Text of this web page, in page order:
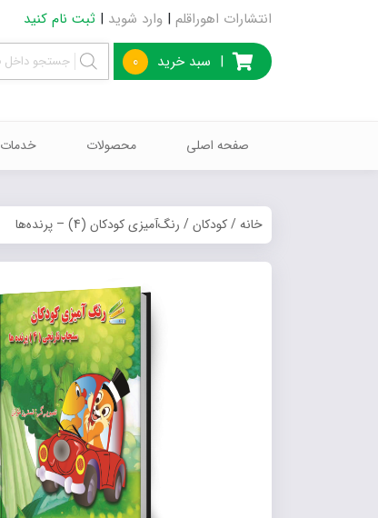
انتشارات اهوراقلم | وارد شوید | ثبت نام کنید
| سبد خرید 0
صفحه اصلی محصولات خدمات
خانه/کودکان/ رنگ‌آمیزی کودکان (4) – پرنده‌ها